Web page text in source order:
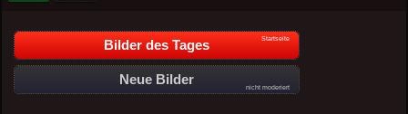
Bilder des Tages Startseite
Neue Bilder
nicht moderiert